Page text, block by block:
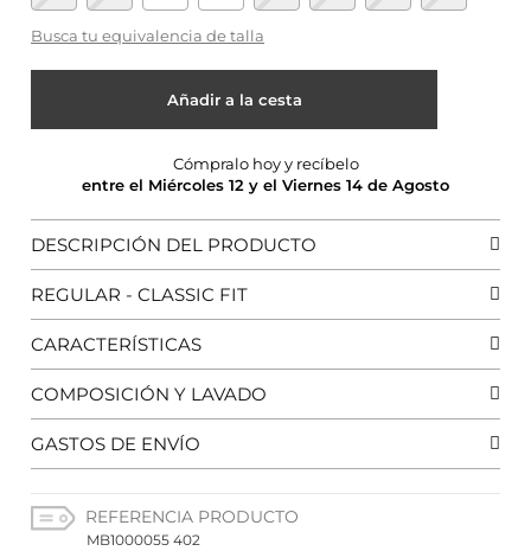
Busca tu equivalencia de talla
Añadir a la cesta
Cómpralo hoy y recíbelo
entre el Miércoles 12 y el Viernes 14 de Agosto
DESCRIPCIÓN DEL PRODUCTO
REGULAR - CLASSIC FIT
CARACTERÍSTICAS
COMPOSICIÓN Y LAVADO
GASTOS DE ENVÍO
REFERENCIA PRODUCTO
MB1000055 402